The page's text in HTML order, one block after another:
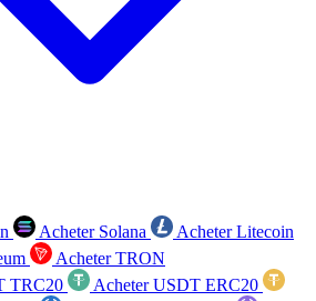
Acheter Solana
Acheter Litecoin
Acheter TRON
TRC20
Acheter USDT ERC20